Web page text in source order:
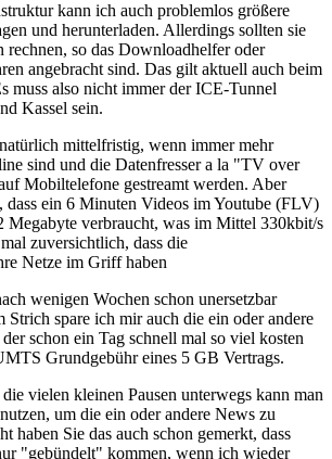
kann ich auch problemlos größere
und herunterladen. Allerdings sollten sie
rechnen, so das Downloadhelfer oder
angebracht sind. Das gilt aktuell auch beim
muss also nicht immer der ICE-Tunnel
Kassel sein.
mittelfristig, wenn immer mehr
sind und die Datenfresser a la "TV over
Mobiltelefone gestreamt werden. Aber
dass ein 6 Minuten Videos im Youtube (FLV)
Megabyte verbraucht, was im Mittel 330kbit/s
zuversichtlich, dass die
Netze im Griff haben
wenigen Wochen schon unersetzbar
Strich spare ich mir auch die ein oder andere
schon ein Tag schnell mal so viel kosten
Grundgebühr eines 5 GB Vertrags.
vielen kleinen Pausen unterwegs kann man
um die ein oder andere News zu
haben Sie das auch schon gemerkt, dass
"gebündelt" kommen, wenn ich wieder